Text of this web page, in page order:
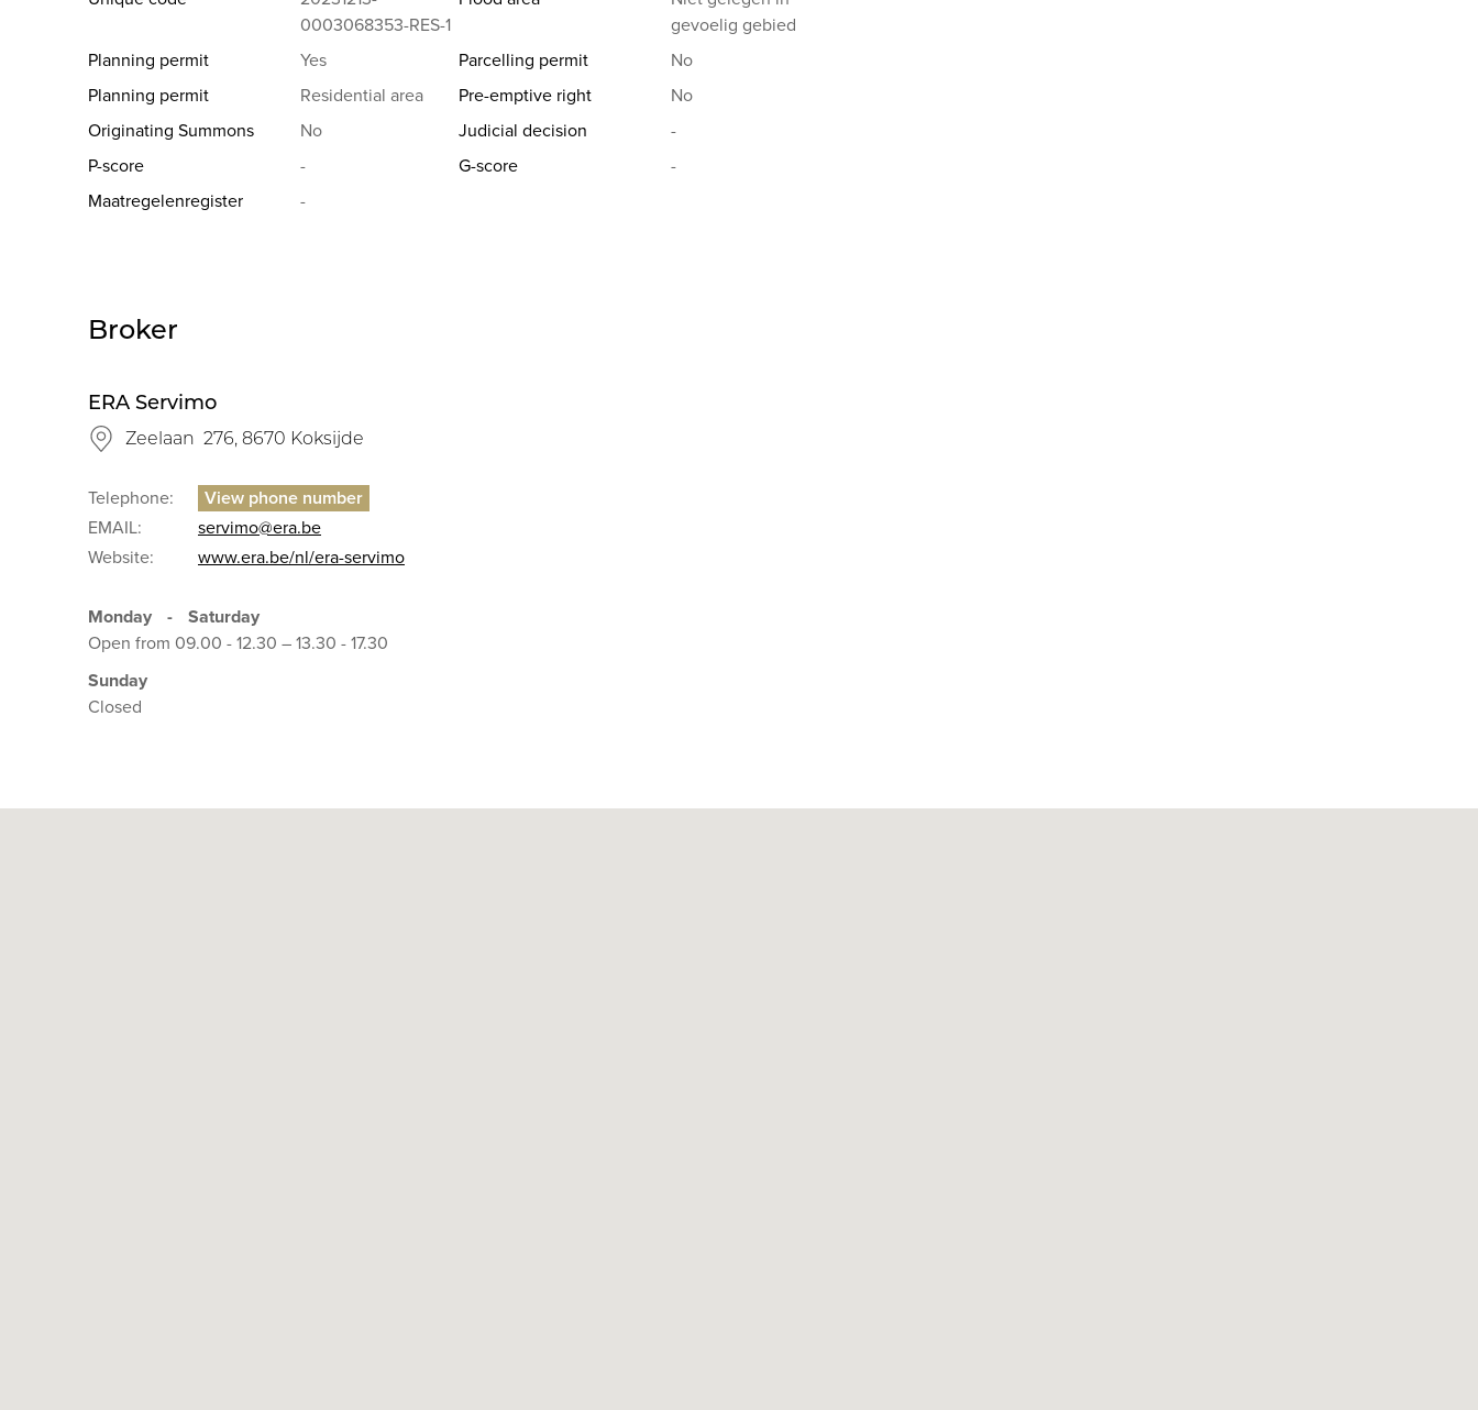
0003068353-RES-1
gevoelig gebied
Planning permit
Yes Parcelling permit
No
Planning permit
Residential area Pre-emptive right
No
Originating Summons
No Judicial decision
-
P-score
- G-score
-
Maatregelenregister
-
Broker
ERA Servimo
Zeelaan 276, 8670 Koksijde
Telephone:
EMAIL:
servimo@era.be
Website:
www.era.be/nl/era-servimo
Monday -
Saturday
Open from 09.00 - 12.30 – 13.30 - 17.30
Sunday
Closed